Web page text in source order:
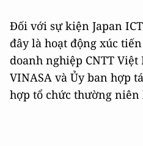
Đối với sự kiện Japan
đây là hoạt động xúc
doanh nghiệp CNTT
VINASA và Ủy ban hợp
hợp tổ chức thường niên